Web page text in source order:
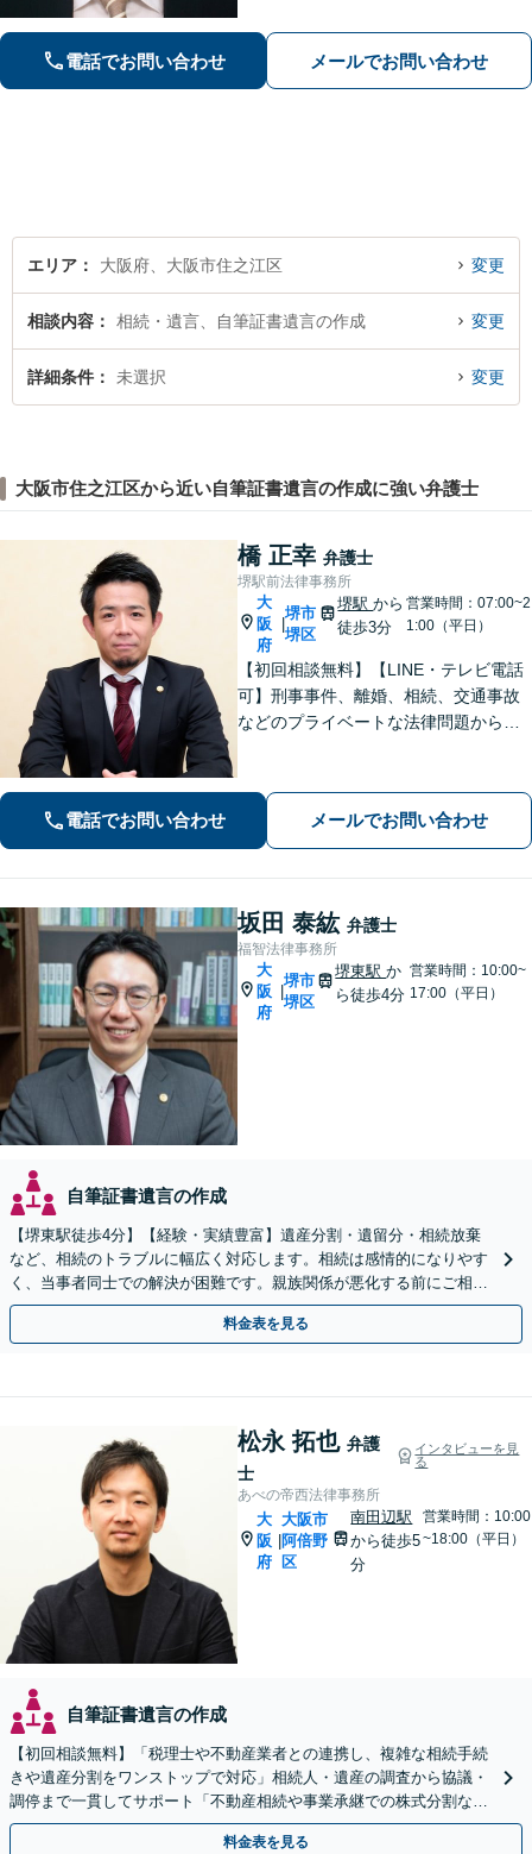
対応。ご家族様からのご依頼も受け付
け【夜間・土日対応可】
電話でお問い合わせ メールでお問い合わせ
エリア 大阪府、大阪市住之江区 変更
相談内容 相続・遺言、自筆証書遺言の作成 変更
詳細条件 未選択 変更
大阪市住之江区から近い自筆証書遺言の作成に強い弁護士
橋 正幸 弁護士
堺駅前法律事務所
大
阪
府
|
堺市
堺区
堺駅から
徒歩3分
営業時間：07:00~2
1:00（平日）
【初回相談無料】【LINE・テレビ電話
可】刑事事件、離婚、相続、交通事故
などのプライベートな法律問題から、
広く対応。トラブル解決のための身近
な相談相手として、お気軽にご連絡く
ださい。
電話でお問い合わせ メールでお問い合わせ
坂田 泰紘 弁護士
福智法律事務所
大
阪
府
|
堺市
堺区
堺東駅か
ら徒歩4分
営業時間：10:00~
17:00（平日）
自筆証書遺言の作成
【堺東駅徒歩4分】【経験・実績豊富】遺産分割・遺留分・相続放棄
など、相続のトラブルに幅広く対応します。相続は感情的になりやす
く、当事者同士での解決が困難です。親族関係が悪化する前にご相談
ください。【夜間・休日対応可能】【完全個室完備】
料金表を見る
松永 拓也 弁護
士
インタビューを見
る
あべの帝西法律事務所
大
阪
府
大阪市
阿倍野
区
南田辺駅
から徒歩5
分
営業時間：10:00
~18:00（平日）
自筆証書遺言の作成
【初回相談無料】「税理士や不動産業者との連携し、複雑な相続手続
きや遺産分割をワンストップで対応」相続人・遺産の調査から協議・
調停まで一貫してサポート「不動産相続や事業承継での株式分割など
豊富な経験」【完全個室対応】【休日・夜間相談可】
料金表を見る